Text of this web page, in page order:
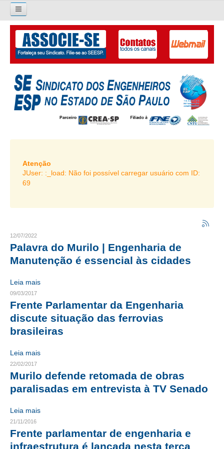
Pesquisar...
O SINDICATO
APRESENTAÇÃO
PALAVRA DO PRESIDENTE
DIRETORIA
LIVRO GESTÃO 2026-2029
SUBSEDES SINDICAIS
CRESCE BRASIL
CONSELHO TECNOLÓGICO
HISTÓRICO E ATUAÇÃO
COMPOSIÇÃO
CONSELHOS ASSESSORES
NÚCLEO DA MULHER ENGENHEIRA
TRANSPARÊNCIA
ACORDOS, CONVENÇÕES E DISSÍDIOS
Atenção
JUser: :_load: Não foi possível carregar usuário com ID:
69
12/07/2022
Palavra do Murilo | Engenharia de
Manutenção é essencial às cidades
Leia mais
09/03/2017
Frente Parlamentar da Engenharia
discute situação das ferrovias
brasileiras
Leia mais
22/02/2017
Murilo defende retomada de obras
paralisadas em entrevista à TV Senado
Leia mais
21/11/2016
Frente parlamentar de engenharia e
infraestrutura é lançada nesta terça